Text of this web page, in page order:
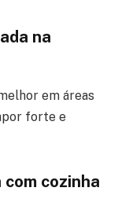
na
em áreas
forte e
cozinha